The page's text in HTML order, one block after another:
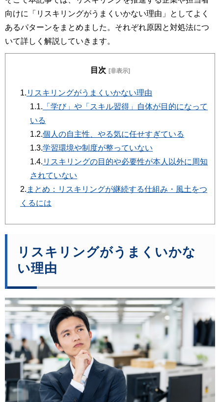
向けに「リスキリングがうまくいかない理由」としてよく
あるパターンをまとめました。それぞれ原因と対処法につ
いて詳しく解説していきます。
目次 [非表示]
1. リスキリングがうまくいかない理由
1.1. 「学び」や「スキル習得」自体が目的になって
いる
1.2.個人の自主性、やる気に任せすぎている
1.3.学習環境や制度が整っていない
1.4. リスキリングの目的や必要性が本人以外に周知
されていない
2. まとめ：リスキリングが継続する仕組み・風土をつ
くるには
リスキリングがうまくいかな
い理由